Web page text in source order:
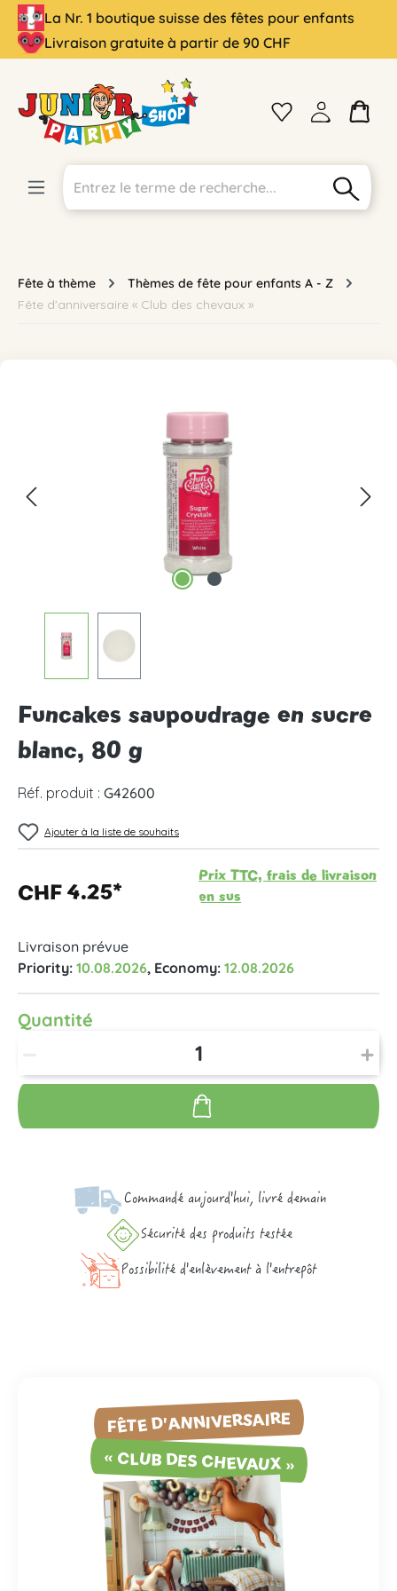
principal
La Nr. 1 boutique suisse des fêtes pour enfants
Livraison gratuite à partir de 90 CHF
Fête à thème
Thèmes de fête pour enfants A - Z
Fête d'anniversaire « Club des chevaux »
Funcakes saupoudrage en sucre
blanc, 80 g
Réf. produit : G42600
Ajouter à la liste de souhaits
CHF 4.25*
Prix TTC, frais de livraison
en sus
Livraison prévue
Priority: 10.08.2026, Economy: 12.08.2026
Quantité
Commandé aujourd'hui, livré demain
Sécurité des produits testée
Possibilité d'enlèvement à l'entrepôt
FÊTE D'ANNIVERSAIRE
« CLUB DES CHEVAUX »